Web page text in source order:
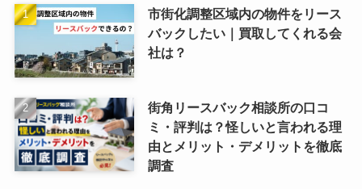
市街化調整区域内の物件をリース
バックしたい｜買取してくれる会
社は？
街角リースバック相談所の口コ
ミ・評判は？怪しいと言われる理
由とメリット・デメリットを徹底
調査